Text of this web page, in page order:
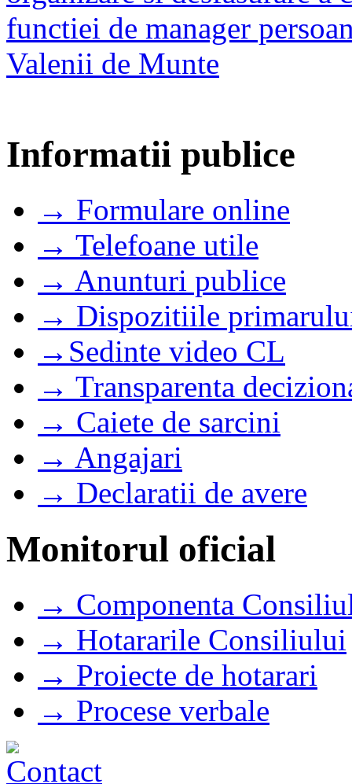
functiei de manager
Valenii de Munte
Informatii publice
→ Formulare online
→ Telefoane utile
→ Anunturi publice
→ Dispozitiile
→Sedinte video CL
→ Transparenta
→ Caiete de sarcini
→ Angajari
→ Declaratii de avere
Monitorul oficial
→ Componenta
→ Hotararile Consiliului
→ Proiecte de hotarari
→ Procese verbale